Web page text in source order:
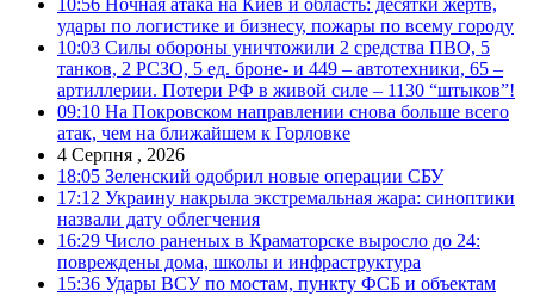
удары по логистике и бизнесу, пожары по всему городу
10:03 Силы обороны уничтожили 2 средства ПВО, 5
танков, 2 РСЗО, 5 ед. броне- и 449 – автотехники, 65 –
артиллерии. Потери РФ в живой силе – 1130 “штыков”!
09:10 На Покровском направлении снова больше всего
атак, чем на ближайшем к Горловке
4 Серпня , 2026
18:05 Зеленский одобрил новые операции СБУ
17:12 Украину накрыла экстремальная жара: синоптики
назвали дату облегчения
16:29 Число раненых в Краматорске выросло до 24:
повреждены дома, школы и инфраструктура
15:36 Удары ВСУ по мостам, пункту ФСБ и объектам